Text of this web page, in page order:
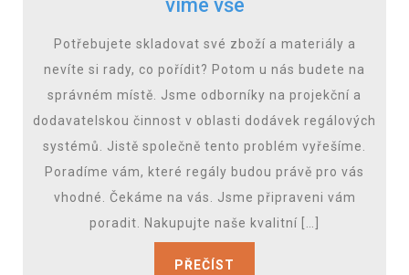
víme vše
Potřebujete skladovat své zboží a materiály a
nevíte si rady, co pořídit? Potom u nás budete na
správném místě. Jsme odborníky na projekční a
dodavatelskou činnost v oblasti dodávek regálových
systémů. Jistě společně tento problém vyřešíme.
Poradíme vám, které regály budou právě pro vás
vhodné. Čekáme na vás. Jsme připraveni vám
poradit. Nakupujte naše kvalitní […]
PŘEČÍST